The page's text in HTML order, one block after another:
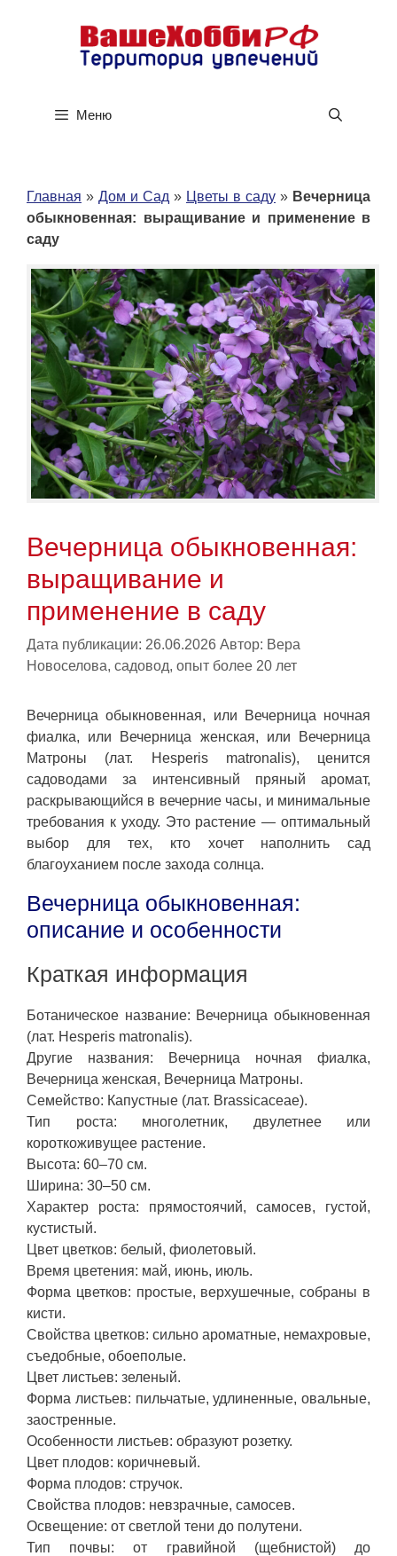
содержимому
Меню
Главная » Дом и Сад » Цветы в саду » Вечерница
обыкновенная: выращивание и применение в
саду
Вечерница обыкновенная:
выращивание и
применение в саду
Дата публикации: 26.06.2026 Автор: Вера
Новоселова, садовод, опыт более 20 лет
Вечерница обыкновенная, или Вечерница ночная
фиалка, или Вечерница женская, или Вечерница
Матроны (лат. Hesperis matronalis), ценится
садоводами за интенсивный пряный аромат,
раскрывающийся в вечерние часы, и минимальные
требования к уходу. Это растение — оптимальный
выбор для тех, кто хочет наполнить сад
благоуханием после захода солнца.
Вечерница обыкновенная:
описание и особенности
Краткая информация
Ботаническое название: Вечерница обыкновенная
(лат. Hesperis matronalis).
Другие названия: Вечерница ночная фиалка,
Вечерница женская, Вечерница Матроны.
Семейство: Капустные (лат. Brassicaceae).
Тип роста: многолетник, двулетнее или
короткоживущее растение.
Высота: 60–70 см.
Ширина: 30–50 см.
Характер роста: прямостоячий, самосев, густой,
кустистый.
Цвет цветков: белый, фиолетовый.
Время цветения: май, июнь, июль.
Форма цветков: простые, верхушечные, собраны в
кисти.
Свойства цветков: сильно ароматные, немахровые,
съедобные, обоеполые.
Цвет листьев: зеленый.
Форма листьев: пильчатые, удлиненные, овальные,
заостренные.
Особенности листьев: образуют розетку.
Цвет плодов: коричневый.
Форма плодов: стручок.
Свойства плодов: невзрачные, самосев.
Освещение: от светлой тени до полутени.
Тип почвы: от гравийной (щебнистой) до